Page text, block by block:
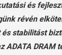
és
révén
stabilitást
ADATA